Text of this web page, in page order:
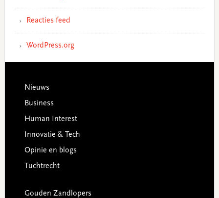
Reacties feed
WordPress.org
Footer
Nieuws
Business
Human Interest
Innovatie & Tech
Opinie en blogs
Tuchtrecht
Gouden Zandlopers